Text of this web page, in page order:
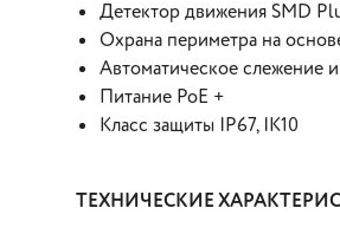
Детектор движения SMD
Охрана периметра на
Автоматическое слежение
Питание PoE +
Класс защиты IP67, IK10
ТЕХНИЧЕСКИЕ